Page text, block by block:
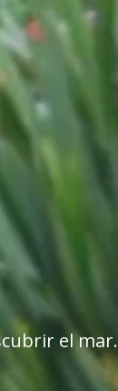
el mar.